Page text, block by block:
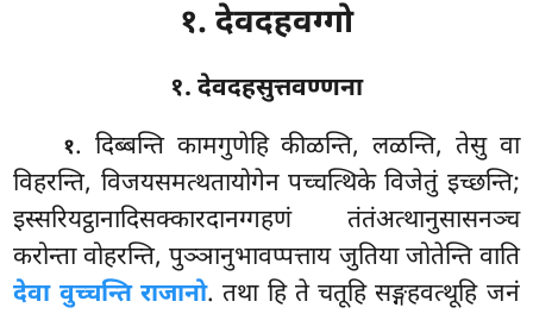
१. देवदहवग्गो
१. देवदहसुत्तवण्णना
१. दिब्बन्ति कामगुणेहि कीळन्ति, लळन्ति, तेसु वा
विहरन्ति, विजयसमत्थतायोगेन पच्चत्थिके विजेतुं इच्छन्ति;
इस्सरियट्ठानादिसक्कारदानग्गहणं तंतंअत्थानुसासनञ्च
करोन्ता वोहरन्ति, पुञ्ञानुभावप्पत्ताय जुतिया जोतेन्ति वाति
देवा वुच्चन्ति राजानो. तथा हि ते चतूहि सङ्गहवत्थूहि जनं